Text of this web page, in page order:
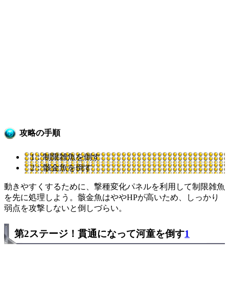
攻略の手順
1：制限雑魚を倒す
2：骸金魚を倒す
動きやすくするために、撃種変化パネルを利用して制限雑魚
を先に処理しよう。骸金魚はややHPが高いため、しっかり
弱点を攻撃しないと倒しづらい。
第2ステージ！貫通になって河童を倒す1